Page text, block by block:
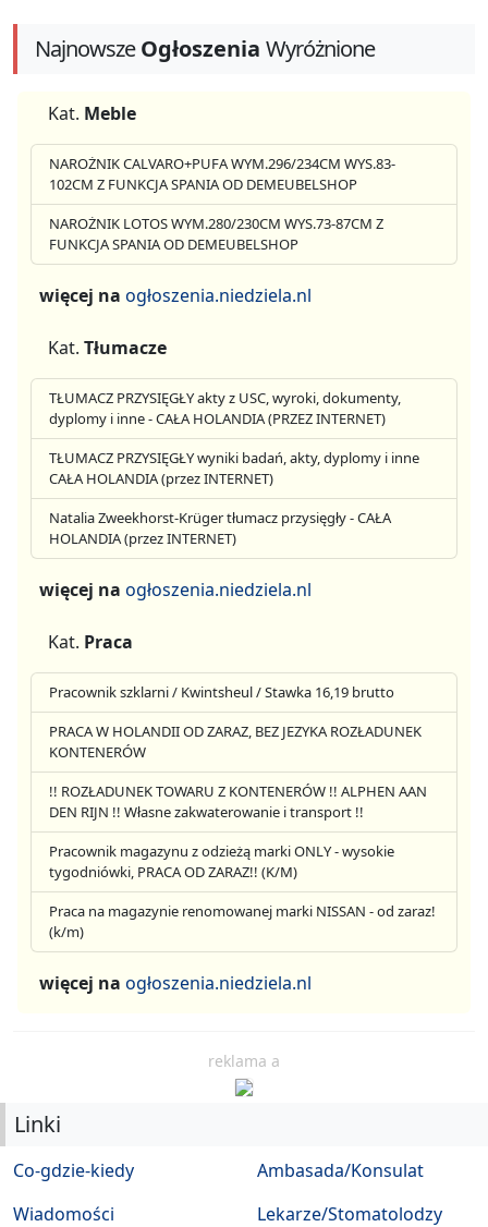
NajnowszeOgłoszenia Wyróżnione
Kat. Meble
NAROŻNIK CALVARO+PUFA WYM.296/234CM WYS.83-
102CM Z FUNKCJA SPANIA OD DEMEUBELSHOP
NAROŻNIK LOTOS WYM.280/230CM WYS.73-87CM Z
FUNKCJA SPANIA OD DEMEUBELSHOP
więcej na ogłoszenia.niedziela.nl
Kat. Tłumacze
TŁUMACZ PRZYSIĘGŁY akty z USC, wyroki, dokumenty,
dyplomy i inne - CAŁA HOLANDIA (PRZEZ INTERNET)
TŁUMACZ PRZYSIĘGŁY wyniki badań, akty, dyplomy i inne
CAŁA HOLANDIA (przez INTERNET)
Natalia Zweekhorst-Krüger tłumacz przysięgły - CAŁA
HOLANDIA (przez INTERNET)
więcej na ogłoszenia.niedziela.nl
Kat. Praca
Pracownik szklarni / Kwintsheul / Stawka 16,19 brutto
PRACA W HOLANDII OD ZARAZ, BEZ JEZYKA ROZŁADUNEK
KONTENERÓW
!! ROZŁADUNEK TOWARU Z KONTENERÓW !! ALPHEN AAN
DEN RIJN !! Własne zakwaterowanie i transport !!
Pracownik magazynu z odzieżą marki ONLY - wysokie
tygodniówki, PRACA OD ZARAZ!! (K/M)
Praca na magazynie renomowanej marki NISSAN - od zaraz!
(k/m)
więcej na ogłoszenia.niedziela.nl
reklama a
Linki
Co-gdzie-kiedy
Wiadomości
Ambasada/Konsulat
Lekarze/Stomatolodzy